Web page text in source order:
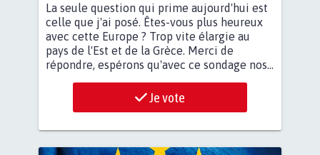
La seule question qui prime aujourd'hui est
celle que j'ai posé. Êtes-vous plus heureux
avec cette Europe ? Trop vite élargie au
pays de l'Est et de la Grèce. Merci de
répondre, espérons qu'avec ce sondage nos...
Je vote